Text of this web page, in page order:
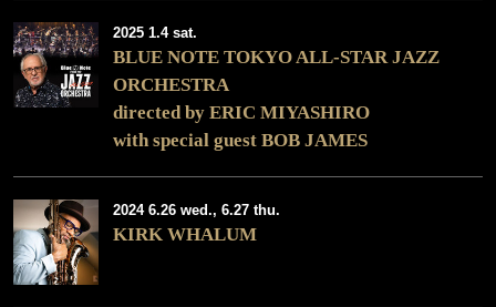
2025 1.4 sat.
BLUE NOTE TOKYO ALL-STAR JAZZ
ORCHESTRA
directed by ERIC MIYASHIRO
with special guest BOB JAMES
2024 6.26 wed., 6.27 thu.
KIRK WHALUM